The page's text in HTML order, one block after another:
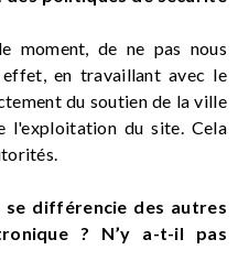
moment, de ne pas nous
en travaillant avec le
du soutien de la ville
l'exploitation du site. Cela
se différencie des autres
? N’y a-t-il pas